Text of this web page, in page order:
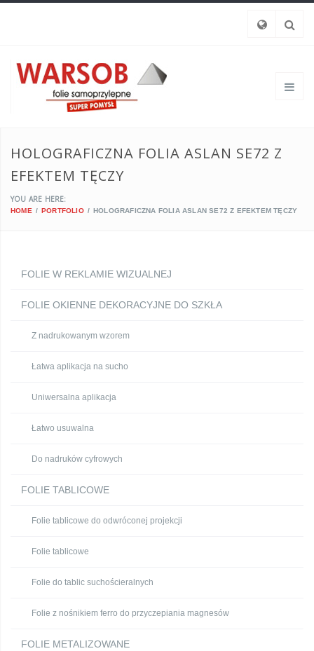
HOLOGRAFICZNA FOLIA ASLAN SE72 Z
EFEKTEM TĘCZY
YOU ARE HERE:
HOME PORTFOLIO HOLOGRAFICZNA FOLIA ASLAN SE72 Z EFEKTEM TĘCZY
FOLIE W REKLAMIE WIZUALNEJ
FOLIE OKIENNE DEKORACYJNE DO SZKŁA
Z nadrukowanym wzorem
Łatwa aplikacja na sucho
Uniwersalna aplikacja
Łatwo usuwalna
Do nadruków cyfrowych
FOLIE TABLICOWE
Folie tablicowe do odwróconej projekcji
Folie tablicowe
Folie do tablic suchościeralnych
Folie z nośnikiem ferro do przyczepiania magnesów
FOLIE METALIZOWANE